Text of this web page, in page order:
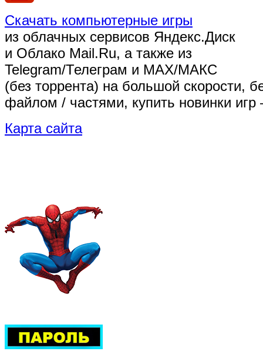
Скачать компьютерные игры
из облачных сервисов Яндекс.Диск
и Облако Mail.Ru, а также из
Telegram/Телеграм и MAX/МАКС
(без торрента) на большой скорости,
файлом / частями, купить новинки
Карта сайта